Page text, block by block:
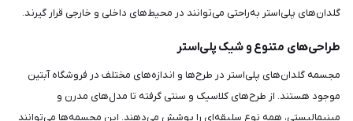
گلدان‌های پلی‌استر به‌راحتی می‌توانند در محیط‌های داخلی و خارجی قرار گیرند.
طراحی‌های متنوع و شیک پلی‌استر
مجسمه گلدان‌های پلی‌استر در طرح‌ها و اندازه‌های مختلف در فروشگاه آبتین
موجود هستند. از طرح‌های کلاسیک و سنتی گرفته تا مدل‌های مدرن و
مینیمالیستی، همه نوع سلیقه‌ای را پوشش می‌دهند. این مجسمه‌ها می‌توانند